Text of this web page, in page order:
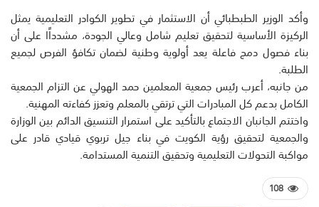
وأكد الوزير الطبطبائي أن الاستثمار في تطوير الكوادر التعليمية يمثل
الركيزة الأساسية لتحقيق تعليم شامل وعالي الجودة، مشدداًا على أن
بناء فصول دمج فاعلة يعد أولوية وطنية لضمان تكافؤ الفرص لجميع
الطلبة.
من جانبه، أعرب رئيس جمعية المعلمين حمد الهولي عن التزام الجمعية
الكامل بدعم كل المبادرات التي ترتقي بالمعلم وتعزز كفاءته المهنية.
واختتم الجانبان الاجتماع بالتأكيد على استمرار التنسيق الدائم بين الوزارة
والجمعية لتحقيق رؤية الكويت في بناء جيل تربوي قيادي قادر على
مواكبة التحولات التعليمية وتحقيق التنمية المستدامة.
108